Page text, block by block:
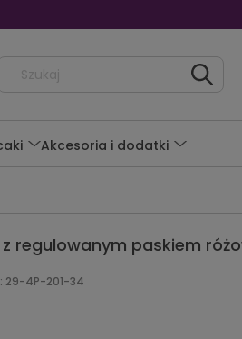
Akcesoria i dodatki
regulowanym paskiem
29-4P-201-34